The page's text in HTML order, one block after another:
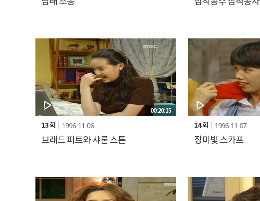
00:20:15
13 회 1996-11-06
브래드 피트와 샤론 스톤
14 회 1996-11-07
장미빛 스카프